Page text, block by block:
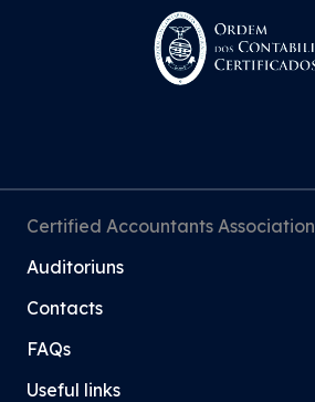
Certified Accountants Association
Auditoriuns
Contacts
FAQs
Useful links